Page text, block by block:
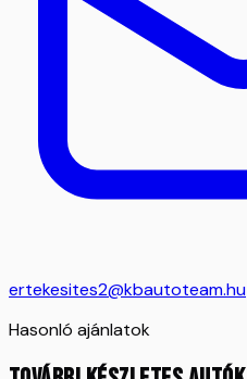
ertekesites2@kbautoteam.hu
Hasonló ajánlatok